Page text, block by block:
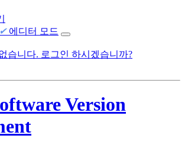
✔ 에디터 모드
습니다. 로그인 하시겠습니까?
Version